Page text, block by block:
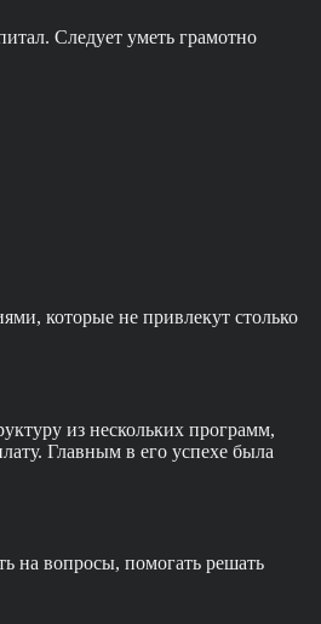
Следует уметь грамотно
которые не привлекут столько
из нескольких программ,
Главным в его успехе была
на вопросы, помогать решать